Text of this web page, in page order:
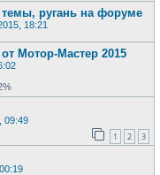
ругань на форуме
18:21
Мотор-Мастер 2015
09:49
1 2 3